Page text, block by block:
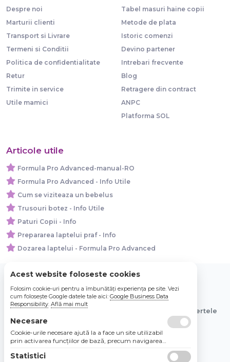
Despre noi
Marturii clienti
Transport si Livrare
Termeni si Conditii
Politica de confidentialitate
Retur
Trimite in service
Utile mamici
Tabel masuri haine copii
Metode de plata
Istoric comenzi
Devino partener
Intrebari frecvente
Blog
Retragere din contract
ANPC
Platforma SOL
Articole utile
Formula Pro Advanced-manual-RO
Formula Pro Advanced - Info Utile
Cum se viziteaza un bebelus
Trusouri botez - Info Utile
Paturi Copii - Info
Prepararea laptelui praf - Info
Dozarea laptelui - Formula Pro Advanced
© 2026 Bebe Nou Online Store SRL
Toate preturile sunt exprimate in lei si includ tva. Ofertele
sunt valabile in limita stocului disponibil.
Acest website foloseste cookies
Folosim cookie-uri pentru a îmbunătăți experiența pe site. Vezi
cum folosește Google datele tale aici: Google Business Data
Responsibility. Află mai mult
Necesare
Cookie-urile necesare ajută la a face un site utilizabil
prin activarea funcţiilor de bază, precum navigarea
Site-ul nu poate funcţiona corespunzător fără aceste
Statistici